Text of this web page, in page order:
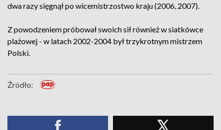
dwa razy sięgnął po wicemistrzostwo kraju (2006, 2007).
Z powodzeniem próbował swoich sił również w siatkówce
plażowej - w latach 2002-2004 był trzykrotnym mistrzem
Polski.
Źródło: